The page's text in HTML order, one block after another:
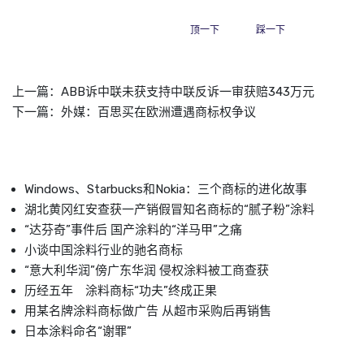
顶一下 踩一下
上一篇： ABB诉中联未获支持中联反诉一审获赔343万元
下一篇： 外媒：百思买在欧洲遭遇商标权争议
Windows、Starbucks和Nokia：三个商标的进化故事
湖北黄冈红安查获一产销假冒知名商标的“腻子粉”涂料
“达芬奇”事件后 国产涂料的“洋马甲”之痛
小谈中国涂料行业的驰名商标
“意大利华润”傍广东华润 侵权涂料被工商查获
历经五年 涂料商标“功夫”终成正果
用某名牌涂料商标做广告 从超市采购后再销售
日本涂料命名“谢罪”